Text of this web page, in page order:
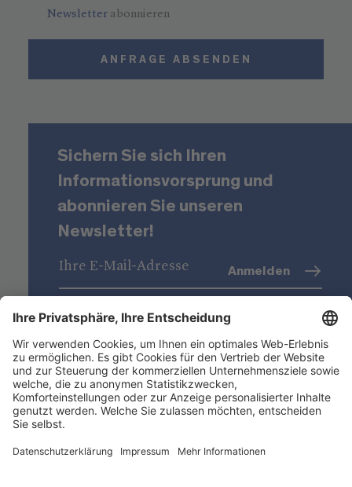
Newsletter abonnieren
ANFRAGE ABSENDEN
Sichern Sie sich Ihren
Informationsvorsprung und
abonnieren Sie unseren
Newsletter!
Datenschutz (Info)
Anmelden
Niederstätter AG
Standorte